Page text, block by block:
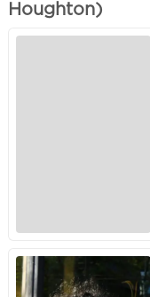
Houghton)